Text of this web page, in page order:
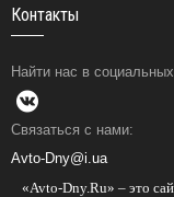
Контакты
Найти нас в
Связаться с нами:
Avto-Dny@i.ua
«Avto-Dny.Ru» – это